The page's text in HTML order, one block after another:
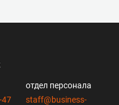
47
отдел персонала
staff@business-